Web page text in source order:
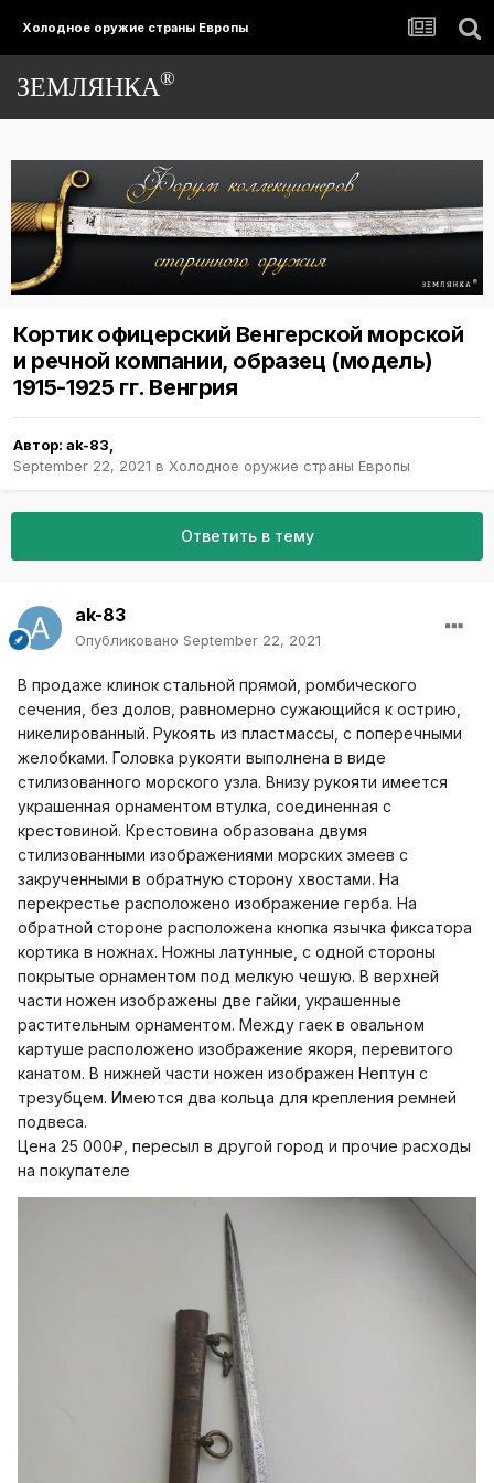
Холодное оружие страны Европы
ЗЕМЛЯНКА®
Кортик офицерский Венгерской морской
и речной компании, образец (модель)
1915-1925 гг. Венгрия
Автор: ak-83
September 22, 2021 в Холодное оружие страны Европы
Ответить в тему
ak-83
Опубликовано September 22, 2021
В продаже клинок стальной прямой, ромбического
сечения, без долов, равномерно сужающийся к острию,
никелированный. Рукоять из пластмассы, с поперечными
желобками. Головка рукояти выполне­на в виде
стилизованного морского узла. Внизу рукояти имеется
украшенная орнаментом втулка, соединенная с
крестовиной. Крестовина образована двумя
стилизованными изо­бражениями морских змеев с
закрученными в обратную сторону хвостами. На
перекрестье расположено изображе­ние герба. На
обратной стороне расположена кнопка язычка фиксатора
кортика в ножнах. Ножны латунные, с одной стороны
покрытые орна­ментом под мелкую чешую. В верхней
части ножен изобра­жены две гайки, украшенные
растительным орнаментом. Между гаек в овальном
картуше расположено изображе­ние якоря, перевитого
канатом. В нижней части но­жен изображен Нептун с
трезубцем. Имеются два кольца для крепления ремней
подвеса.
Цена 25 000₽, пересыл в другой город и прочие расходы
на покупателе